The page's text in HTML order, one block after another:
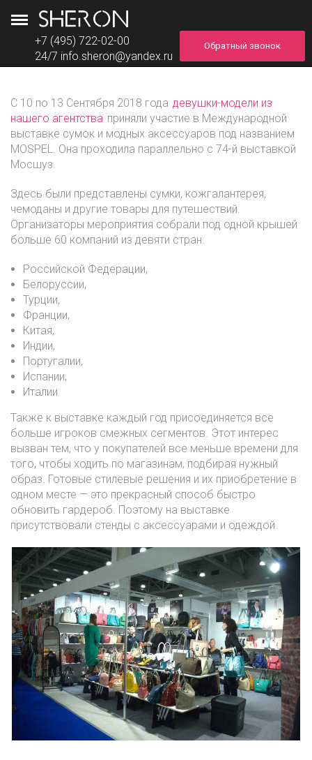
Обратный звонок
+7 (495) 722-02-00
24/7 info.sheron@yandex.ru
С 10 по 13 Сентября 2018 года девушки-модели из
нашего агентства приняли участие в Международной
выставке сумок и модных аксессуаров под названием
MOSPEL. Она проходила параллельно с 74-й выставкой
Мосшуз.
Здесь были представлены сумки, кожгалантерея,
чемоданы и другие товары для путешествий.
Организаторы мероприятия собрали под одной крышей
больше 60 компаний из девяти стран:
Российской Федерации,
Белоруссии,
Турции,
Франции,
Китая,
Индии,
Португалии,
Испании,
Италии.
Также к выставке каждый год присоединяется все
больше игроков смежных сегментов. Этот интерес
вызван тем, что у покупателей все меньше времени для
того, чтобы ходить по магазинам, подбирая нужный
образ. Готовые стилевые решения и их приобретение в
одном месте — это прекрасный способ быстро
обновить гардероб. Поэтому на выставке
присутствовали стенды с аксессуарами и одеждой.